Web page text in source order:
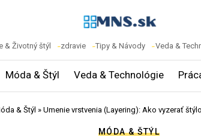
& Životný štýl zdravie Tipy & Návody Veda &
Móda & Štýl Veda & Technológie
& Štýl » Umenie vrstvenia (Layering): Ako vyzerať
MÓDA & ŠTÝL